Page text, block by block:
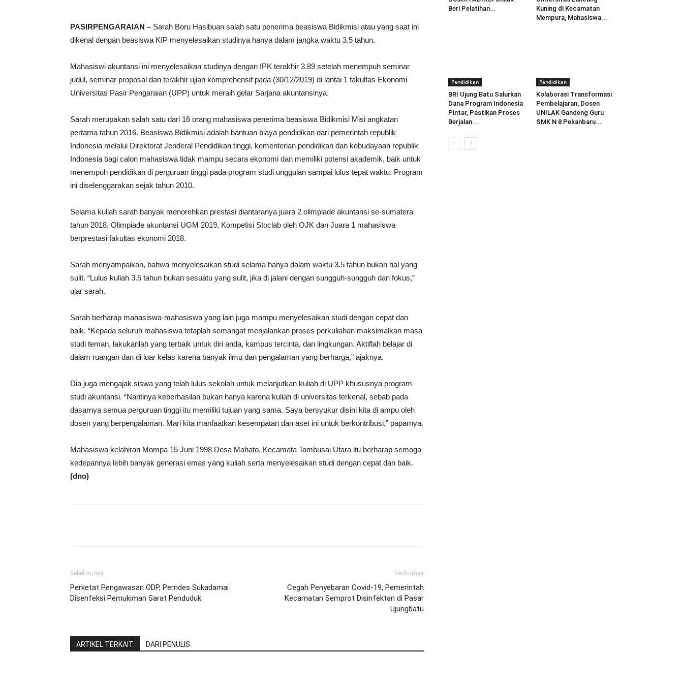
PASIRPENGARAIAN – Sarah Boru Hasibuan salah satu penerima beasiswa Bidikmisi atau yang saat ini
dikenal dengan beasiswa KIP menyelesaikan studinya hanya dalam jangka waktu 3.5 tahun.
Mahasiswi akuntansi ini menyelesaikan studinya dengan IPK terakhir 3.89 setelah menempuh seminar
judul, seminar proposal dan terakhir ujian komprehensif pada (30/12/2019) di lantai 1 fakultas Ekonomi
Universitas Pasir Pengaraian (UPP) untuk meraih gelar Sarjana akuntansinya.
Sarah merupakan salah satu dari 16 orang mahasiswa penerima beasiswa Bidikmisi Misi angkatan
pertama tahun 2016. Beasiswa Bidikmisi adalah bantuan biaya pendidikan dari pemerintah republik
Indonesia melalui Direktorat Jenderal Pendidikan tinggi, kementerian pendidikan dan kebudayaan republik
Indonesia bagi calon mahasiswa tidak mampu secara ekonomi dan memiliki potensi akademik, baik untuk
menempuh pendidikan di perguruan tinggi pada program studi unggulan sampai lulus tepat waktu. Program
ini diselenggarakan sejak tahun 2010.
Selama kuliah sarah banyak menorehkan prestasi diantaranya juara 2 olimpiade akuntansi se-sumatera
tahun 2018, Olimpiade akuntansi UGM 2019, Kompetisi Stoclab oleh OJK dan Juara 1 mahasiswa
berprestasi fakultas ekonomi 2018.
Sarah menyampaikan, bahwa menyelesaikan studi selama hanya dalam waktu 3.5 tahun bukan hal yang
sulit. “Lulus kuliah 3.5 tahun bukan sesuatu yang sulit, jika di jalani dengan sungguh-sungguh dan fokus,”
ujar sarah.
Sarah berharap mahasiswa-mahasiswa yang lain juga mampu menyelesaikan studi dengan cepat dan
baik. “Kepada seluruh mahasiswa tetaplah semangat menjalankan proses perkuliahan maksimalkan masa
studi teman, lakukanlah yang terbaik untuk diri anda, kampus tercinta, dan lingkungan. Aktiflah belajar di
dalam ruangan dan di luar kelas karena banyak ilmu dan pengalaman yang berharga,” ajaknya.
Dia juga mengajak siswa yang telah lulus sekolah untuk melanjutkan kuliah di UPP khususnya program
studi akuntansi. “Nantinya keberhasilan bukan hanya karena kuliah di universitas terkenal, sebab pada
dasarnya semua perguruan tinggi itu memiliki tujuan yang sama. Saya bersyukur disini kita di ampu oleh
dosen yang berpengalaman. Mari kita manfaatkan kesempatan dan aset ini untuk berkontribusi,” paparnya.
Mahasiswa kelahiran Mompa 15 Juni 1998 Desa Mahato, Kecamata Tambusai Utara itu berharap semoga
kedepannya lebih banyak generasi emas yang kuliah serta menyelesaikan studi dengan cepat dan baik.
(dno)
Sebelumnya
Perketat Pengawasan ODP, Pemdes Sukadamai
Disenfeksi Pemukiman Sarat Penduduk
Berikutnya
Cegah Penyebaran Covid-19, Pemerintah
Kecamatan Semprot Disinfektan di Pasar
Ujungbatu
ARTIKEL TERKAIT DARI PENULIS
Beri Pelatihan...
Kuning di Kecamatan
Mempura, Mahasiswa...
Pendidikan
BRI Ujung Batu Salurkan
Dana Program Indonesia
Pintar, Pastikan Proses
Berjalan...
Pendidikan
Kolaborasi Transformasi
Pembelajaran, Dosen
UNILAK Gandeng Guru
SMK N 8 Pekanbaru...